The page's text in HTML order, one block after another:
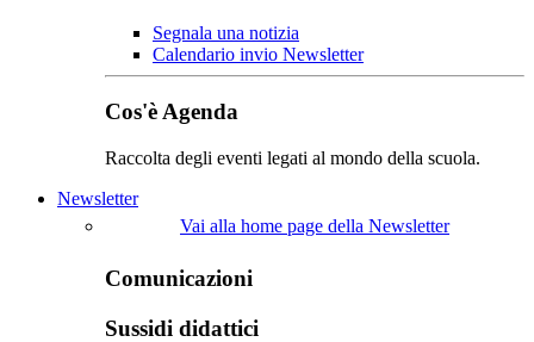
Segnala una notizia
Calendario invio Newsletter
Cos'è Agenda
Raccolta degli eventi legati al mondo della scuola.
Newsletter
Vai alla home page della Newsletter
Comunicazioni
Sussidi didattici